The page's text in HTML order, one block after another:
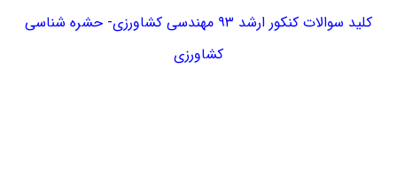
کلید سوالات کنکور ارشد ۹۳ مهندسی کشاورزی- حشره شناسی
کشاورزی